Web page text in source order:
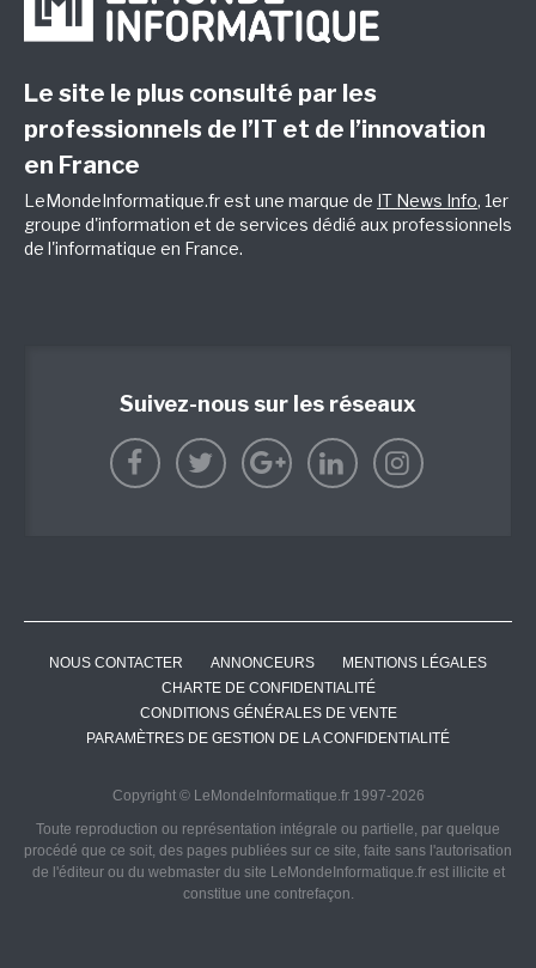
Le site le plus consulté par les
professionnels de l’IT et de l’innovation
en France
LeMondeInformatique.fr est une marque de IT News Info, 1er
groupe d'information et de services dédié aux professionnels
de l'informatique en France.
Suivez-nous sur les réseaux
NOUS CONTACTER ANNONCEURS
MENTIONS LÉGALES
CHARTE DE CONFIDENTIALITÉ
CONDITIONS GÉNÉRALES DE VENTE
PARAMÈTRES DE GESTION DE LA CONFIDENTIALITÉ
Copyright © LeMondeInformatique.fr 1997-2026
Toute reproduction ou représentation intégrale ou partielle, par quelque
procédé que ce soit, des pages publiées sur ce site, faite sans l'autorisation
de l'éditeur ou du webmaster du site LeMondeInformatique.fr est illicite et
constitue une contrefaçon.